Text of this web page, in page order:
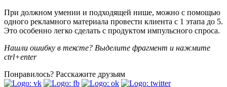
При должном умении и подходящей нише, можно с помощью
одного рекламного материала провести клиента с 1 этапа до 5.
Это особенно легко сделать с продуктом импульсного спроса.
Нашли ошибку в тексте? Выделите фрагмент и нажмите
ctrl+enter
Понравилось? Расскажите друзьям